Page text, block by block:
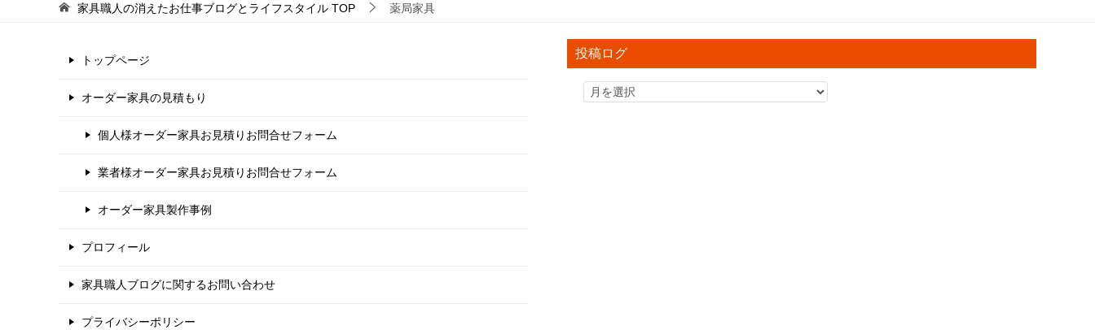
家具職人の消えたお仕事ブログとライフスタイル TOP 薬局家具
トップページ
オーダー家具の見積もり
個人様オーダー家具お見積りお問合せフォーム
業者様オーダー家具お見積りお問合せフォーム
オーダー家具製作事例
プロフィール
家具職人ブログに関するお問い合わせ
プライバシーポリシー
投稿ログ